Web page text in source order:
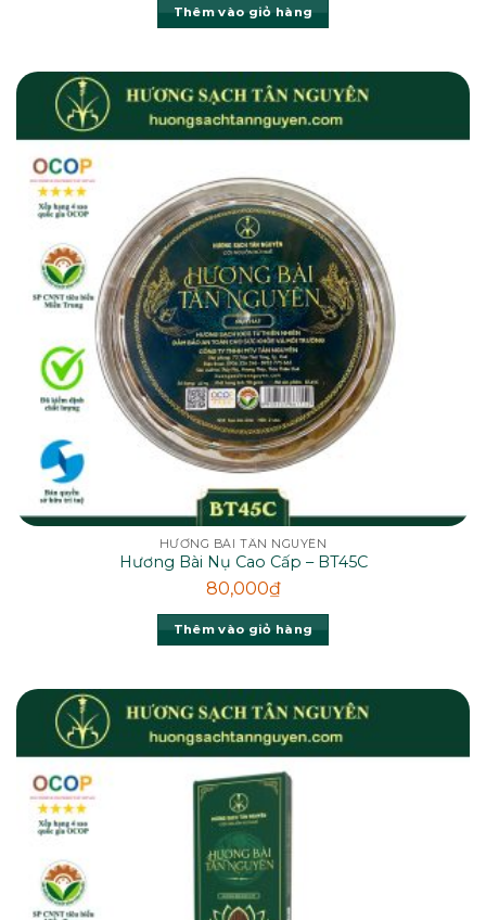
Thêm vào giỏ hàng
HƯƠNG BÀI TÂN NGUYÊN
Hương Bài Nụ Cao Cấp – BT45C
80,000₫
Thêm vào giỏ hàng